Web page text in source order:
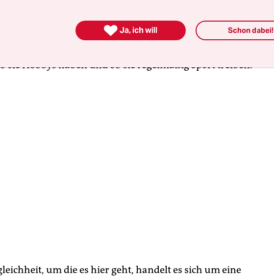
bezüglich ihrer Fähigkeiten. Sie unterscheiden sich im
voneinander, wo sie wohnen, in welchem
sie Hobbys haben und ob sie regelmäßig Sport treiben.
um die es hier geht, handelt es sich um eine
 Ja, ich will Schon dabei!